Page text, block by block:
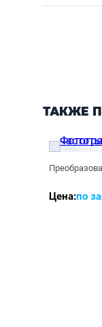
ТАКЖЕ
Цена:по